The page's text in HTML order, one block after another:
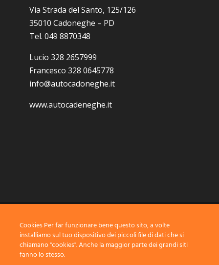
Via Strada del Santo, 125/126
35010 Cadoneghe – PD
Tel. 049 8870348
Lucio 328 2657999
Francesco 328 0645778
info@autocadoneghe.it
www.autocadeneghe.it
Coyright 2019 @ autocadoneghe s.a.s.
Cookies Per far funzionare bene questo sito, a volte
installiamo sul tuo dispositivo dei piccoli file di dati che si
chiamano "cookies". Anche la maggior parte dei grandi siti
fanno lo stesso.